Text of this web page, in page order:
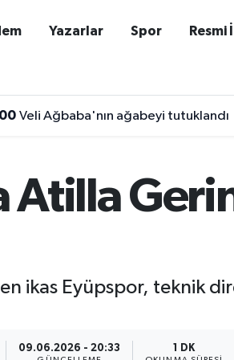
Yazarlar Spor Resmi
Veli Ağbaba'nın ağabeyi tutuklandı
Atilla
ikas Eyüpspor, teknik
09.06.2026 - 20:33 1 DK